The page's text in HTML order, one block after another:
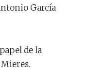
García
de la